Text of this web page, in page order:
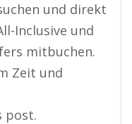
und direkt
Inclusive und
mitbuchen.
Zeit und
post.